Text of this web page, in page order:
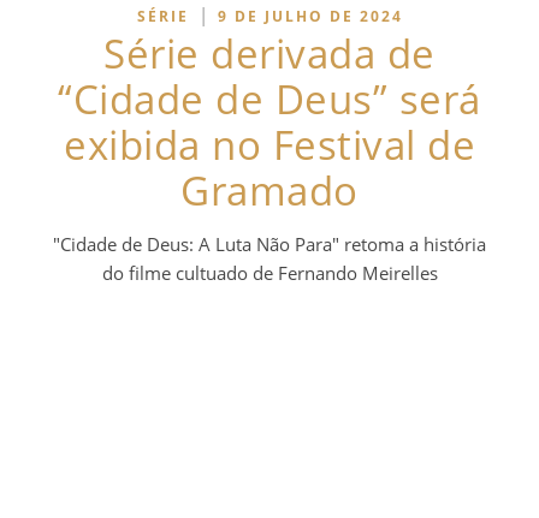
SÉRIE | 9 DE JULHO DE 2024
Série derivada de
“Cidade de Deus” será
exibida no Festival de
Gramado
"Cidade de Deus: A Luta Não Para" retoma a história
do filme cultuado de Fernando Meirelles